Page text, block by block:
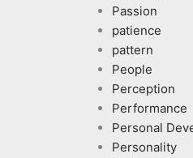
Passion
patience
pattern
People
Perception
Performance
Personal
Personality